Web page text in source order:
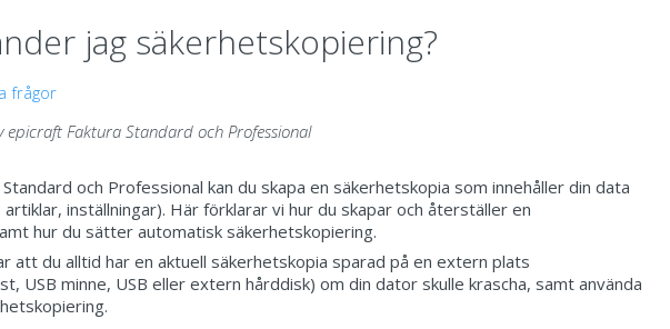
jag säkerhetskopiering?
frågor
epicraft Faktura Standard och Professional
och Professional kan du skapa en säkerhetskopia som innehåller din data
inställningar). Här förklarar vi hur du skapar och återställer en
hur du sätter automatisk säkerhetskopiering.
att du alltid har en aktuell säkerhetskopia sparad på en extern plats
USB minne, USB eller extern hårddisk) om din dator skulle krascha, samt använda